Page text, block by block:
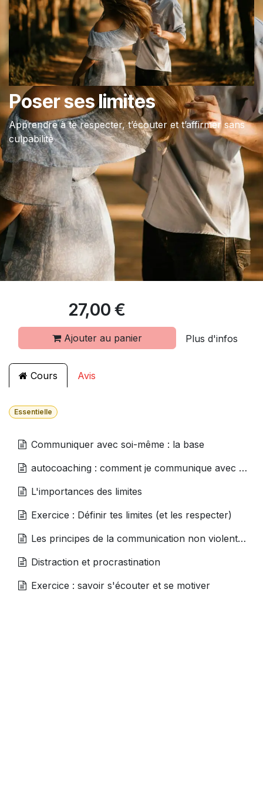
Poser ses limites
Apprendre à te respecter, t’écouter et t’affirmer sans
culpabilité
27,00 €
Ajouter au panier Plus d'infos
Cours Avis
Essentielle
Communiquer avec soi-même : la base
autocoaching : comment je communique avec moi-même ?
L'importances des limites
Exercice : Définir tes limites (et les respecter)
Les principes de la communication non violente (CNV)
Distraction et procrastination
Exercice : savoir s'écouter et se motiver